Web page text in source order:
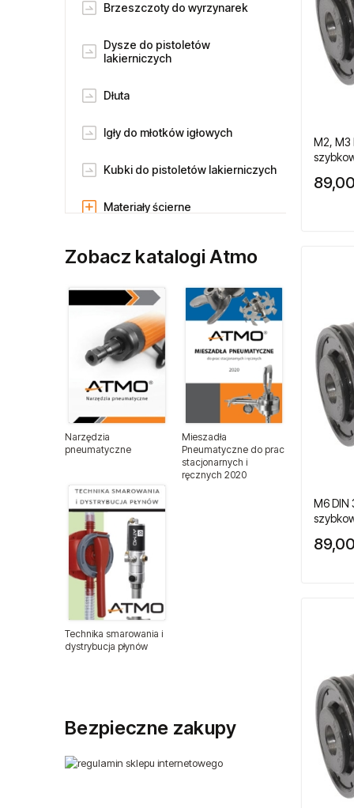
Brzeszczoty do wyrzynarek
Dysze do pistoletów
lakierniczych
Dłuta
Igły do młotków igłowych
Kubki do pistoletów lakierniczych
Materiały ścierne
pneumatycznych
Pilniki
Pilniki obrotowe
Płytki skrawające
Ramiona pantoografowe
Szczęki do nitownic
Tarcze na rzep
Trzpienie do nitownic
Uchwyty do gwintowników
ISO
Zobacz katalogi Atmo
Narzędzia
pneumatyczne
Mieszadła
Pneumatyczne do prac
stacjonarnych i
ręcznych 2020
Technika smarowania i
dystrybucja płynów
Bezpieczne zakupy
M2, M3
M6 DIN